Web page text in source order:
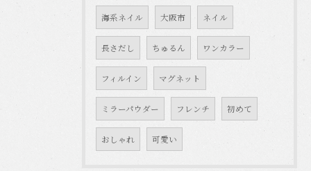
海系ネイル 大阪市 ネイル
長さだし ちゅるん ワンカラー
フィルイン マグネット
ミラーパウダー フレンチ 初めて
おしゃれ 可愛い